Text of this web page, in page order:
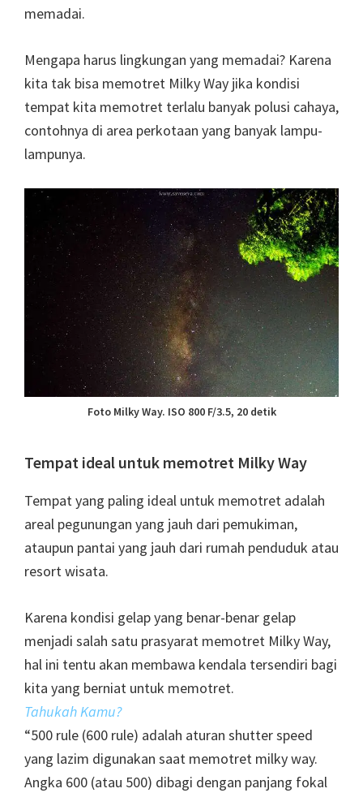
memadai.
Mengapa harus lingkungan yang memadai? Karena
kita tak bisa memotret Milky Way jika kondisi
tempat kita memotret terlalu banyak polusi cahaya,
contohnya di area perkotaan yang banyak lampu-
lampunya.
Foto Milky Way. ISO 800 F/3.5, 20 detik
Tempat ideal untuk memotret Milky Way
Tempat yang paling ideal untuk memotret adalah
areal pegunungan yang jauh dari pemukiman,
ataupun pantai yang jauh dari rumah penduduk atau
resort wisata.
Karena kondisi gelap yang benar-benar gelap
menjadi salah satu prasyarat memotret Milky Way,
hal ini tentu akan membawa kendala tersendiri bagi
kita yang berniat untuk memotret.
Tahukah Kamu?
“500 rule (600 rule) adalah aturan shutter speed
yang lazim digunakan saat memotret milky way.
Angka 600 (atau 500) dibagi dengan panjang fokal